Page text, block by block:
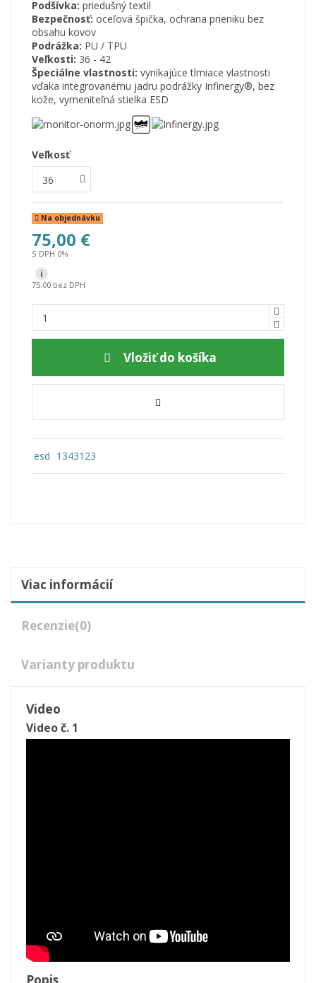
Podšívka: priedušný textil
Bezpečnosť: oceľová špička, ochrana prieniku bez
obsahu kovov
Podrážka: PU / TPU
Veľkosti: 36 - 42
Špeciálne vlastnosti: vynikajúce tlmiace vlastnosti
vďaka integrovanému jadru podrážky Infinergy®, bez
kože, vymeniteľná stielka ESD
Veľkosť
Na objednávku
75,00 €
S DPH 0%
i
75.00 bez DPH
Vložiť do košíka
esd 1343123
Viac informácií
Recenzie(0)
Varianty produktu
Video
Video č. 1
Popis